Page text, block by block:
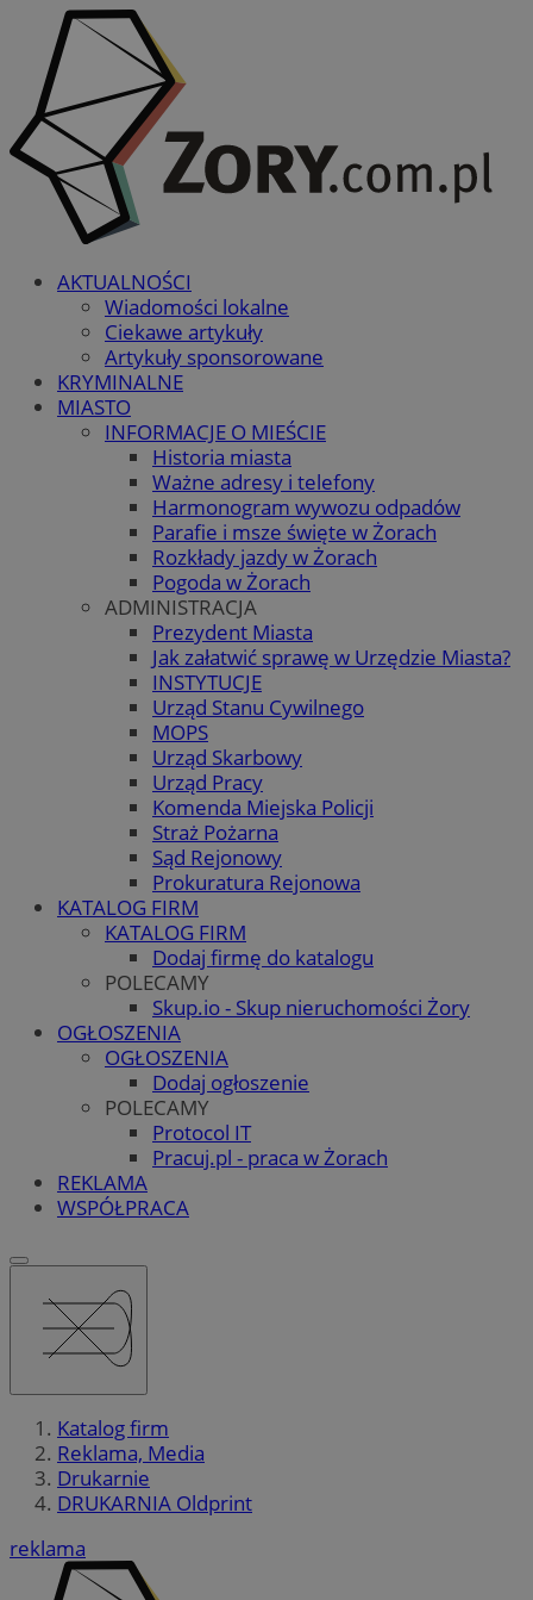
AKTUALNOŚCI
Wiadomości lokalne
Ciekawe artykuły
Artykuły sponsorowane
KRYMINALNE
MIASTO
INFORMACJE O MIEŚCIE
Historia miasta
Ważne adresy i telefony
Harmonogram wywozu odpadów
Parafie i msze święte w Żorach
Rozkłady jazdy w Żorach
Pogoda w Żorach
ADMINISTRACJA
Prezydent Miasta
Jak załatwić sprawę w Urzędzie Miasta?
INSTYTUCJE
Urząd Stanu Cywilnego
MOPS
Urząd Skarbowy
Urząd Pracy
Komenda Miejska Policji
Straż Pożarna
Sąd Rejonowy
Prokuratura Rejonowa
KATALOG FIRM
KATALOG FIRM
Dodaj firmę do katalogu
POLECAMY
Skup.io - Skup nieruchomości Żory
OGŁOSZENIA
OGŁOSZENIA
Dodaj ogłoszenie
POLECAMY
Protocol IT
Pracuj.pl - praca w Żorach
REKLAMA
WSPÓŁPRACA
Katalog firm
Reklama, Media
Drukarnie
DRUKARNIA Oldprint
reklama